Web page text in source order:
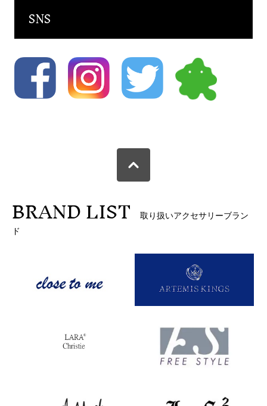
SNS
BRAND LIST 取り扱いアクセサリーブラン
ド